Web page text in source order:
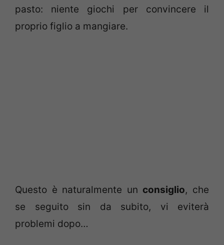
pasto: niente giochi per convincere il
proprio figlio a mangiare.
Questo è naturalmente un consiglio, che
se seguito sin da subito, vi eviterà
problemi dopo…